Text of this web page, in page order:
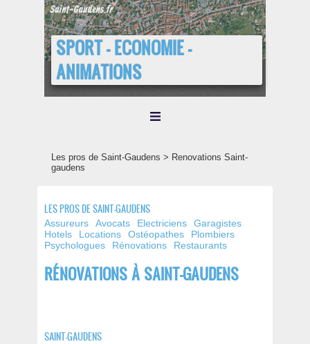
SPORT - ECONOMIE -
ANIMATIONS
Les pros de Saint-Gaudens > Renovations Saint-
gaudens
LES PROS DE SAINT-GAUDENS
Assureurs Avocats Electriciens
Garagistes
Hotels
Locations Ostéopathes
Plombiers
Psychologues
Rénovations Restaurants
RÉNOVATIONS À SAINT-GAUDENS
SAINT-GAUDENS